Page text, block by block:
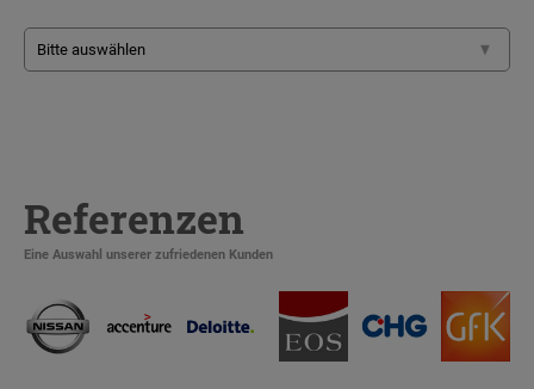
Referenzen
Eine Auswahl unserer zufriedenen Kunden